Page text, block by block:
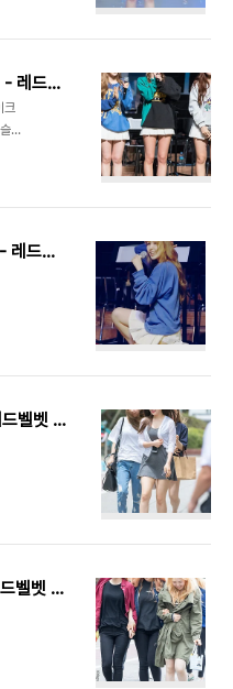
[CAM] 150724 나라사랑 음악회 - 레드벨벳(Red Velvet) by Harry
크
기
[CAM] 150724 나라사랑 음악회 - 레드벨벳(Red Velvet) by W
[PHOTO] 150710 뮤직뱅크 - 레드벨벳 (Red Velvet) by Harry
[PHOTO] 150403 뮤직뱅크 - 레드벨벳 (Red Velvet) by Harry